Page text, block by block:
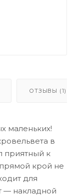
ОТЗЫВЫ (1)
маленьких!
в
приятный к
крой не
для
— накладной